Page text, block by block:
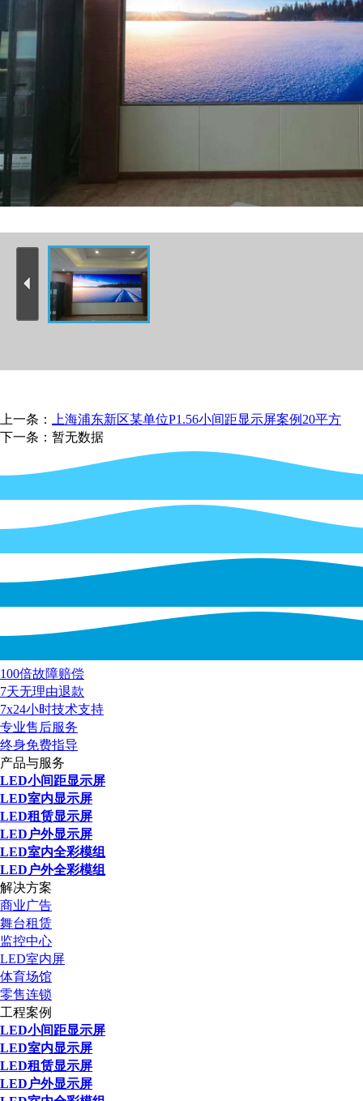
上一条：
上海浦东新区某单位P1.56小间距显示屏案例20平方
下一条：暂无数据
100倍故障赔偿
7天无理由退款
7x24小时技术支持
专业售后服务
终身免费指导
产品与服务
LED小间距显示屏
LED室内显示屏
LED租赁显示屏
LED户外显示屏
LED室内全彩模组
LED户外全彩模组
解决方案
商业广告
舞台租赁
监控中心
LED室内屏
体育场馆
零售连锁
工程案例
LED小间距显示屏
LED室内显示屏
LED租赁显示屏
LED户外显示屏